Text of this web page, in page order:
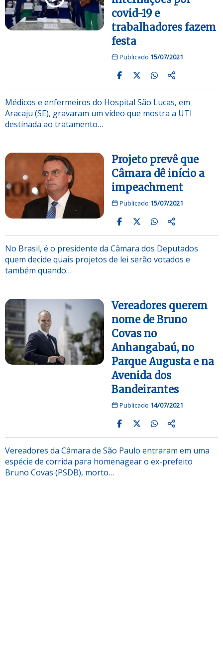
covid-19 e
trabalhadores fazem
festa
Publicado 15/07/2021
Médicos e enfermeiros do Hospital São Lucas, em
Aracaju (SE), gravaram um vídeo que mostra a UTI
destinada ao tratamento…
Projeto prevê que
Câmara dê início a
impeachment
Publicado 15/07/2021
No Brasil, é o presidente da Câmara dos Deputados
quem decide quais projetos de lei serão votados e
também quando…
Vereadores querem
nome de Bruno
Covas no
Anhangabaú, no
Parque Augusta e na
Avenida dos
Bandeirantes
Publicado 14/07/2021
Vereadores da Câmara de São Paulo entraram em uma
espécie de corrida para homenagear o ex-prefeito
Bruno Covas (PSDB), morto…